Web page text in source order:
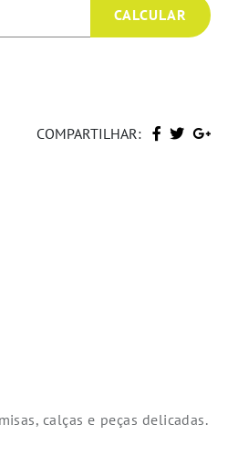
COMPARTILHAR:
calças e peças delicadas.